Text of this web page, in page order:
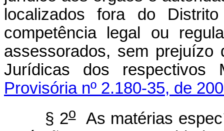
localizados fora do
competência legal ou
assessorados, sem prejuízo
Jurídicas dos respectivos
Provisória nº 2.180-35, de
§ 2oAs matérias